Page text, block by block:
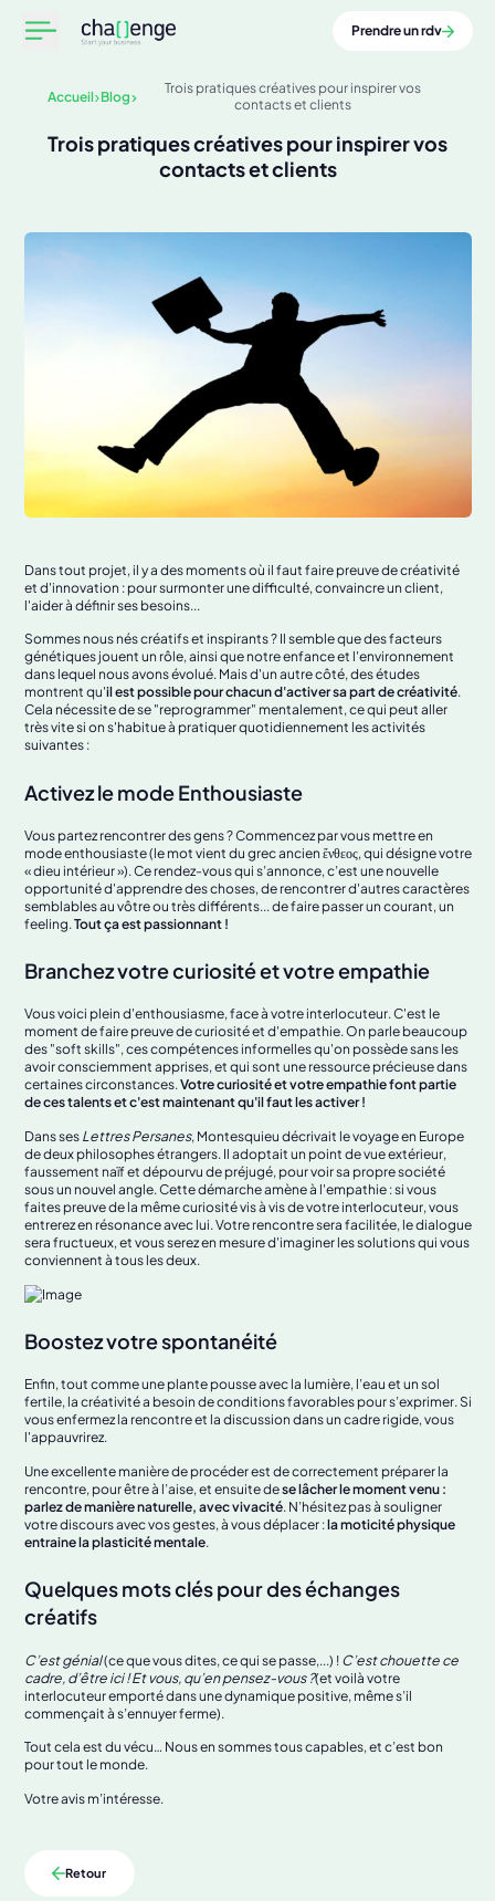
Prendre un rdv
Accueil Blog
Trois pratiques créatives pour inspirer vos
contacts et clients
Trois pratiques créatives pour inspirer vos
contacts et clients
Dans tout projet, il y a des moments où il faut faire preuve de créativité
et d'innovation : pour surmonter une difficulté, convaincre un client,
l'aider à définir ses besoins...
Sommes nous nés créatifs et inspirants ? Il semble que des facteurs
génétiques jouent un rôle, ainsi que notre enfance et l'environnement
dans lequel nous avons évolué. Mais d'un autre côté, des études
montrent qu'il est possible pour chacun d'activer sa part de créativité.
Cela nécessite de se "reprogrammer" mentalement, ce qui peut aller
très vite si on s'habitue à pratiquer quotidiennement les activités
suivantes :
Activez le mode Enthousiaste
Vous partez rencontrer des gens ? Commencez par vous mettre en
mode enthousiaste (le mot vient du grec ancien ἔνθεος, qui désigne votre
« dieu intérieur »). Ce rendez-vous qui s’annonce, c’est une nouvelle
opportunité d'apprendre des choses, de rencontrer d'autres caractères
semblables au vôtre ou très différents... de faire passer un courant, un
feeling.Tout ça est passionnant !
Branchez votre curiosité et votre empathie
Vous voici plein d'enthousiasme, face à votre interlocuteur. C'est le
moment de faire preuve de curiosité et d'empathie. On parle beaucoup
des "soft skills", ces compétences informelles qu'on possède sans les
avoir consciemment apprises, et qui sont une ressource précieuse dans
certaines circonstances.Votre curiosité et votre empathie font partie
de ces talents et c'est maintenant qu'il faut les activer !
Dans sesLettres Persanes, Montesquieu décrivait le voyage en Europe
de deux philosophes étrangers. Il adoptait un point de vue extérieur,
faussement naïf et dépourvu de préjugé, pour voir sa propre société
sous un nouvel angle. Cette démarche amène à l'empathie : si vous
faites preuve de la même curiosité vis à vis de votre interlocuteur, vous
entrerez en résonance avec lui. Votre rencontre sera facilitée, le dialogue
sera fructueux, et vous serez en mesure d'imaginer les solutions qui vous
conviennent à tous les deux.
Boostez votre spontanéité
Enfin, tout comme une plante pousse avec la lumière, l’eau et un sol
fertile, la créativité a besoin de conditions favorables pour s’exprimer. Si
vous enfermez la rencontre et la discussion dans un cadre rigide, vous
l'appauvrirez.
Une excellente manière de procéder est de correctement préparer la
rencontre, pour être à l’aise, et ensuite dese lâcher le moment venu :
parlez de manière naturelle, avec vivacité. N’hésitez pas à souligner
votre discours avec vos gestes, à vous déplacer :la moticité physique
entraine la plasticité mentale.
Quelques mots clés pour des échanges
créatifs
C’est génial(ce que vous dites, ce qui se passe,...) !C’est chouette ce
cadre, d’être ici ! Et vous, qu’en pensez-vous ?(et voilà votre
interlocuteur emporté dans une dynamique positive, même s’il
commençait à s’ennuyer ferme).
Tout cela est du vécu… Nous en sommes tous capables, et c’est bon
pour tout le monde.
Votre avis m’intéresse.
Retour